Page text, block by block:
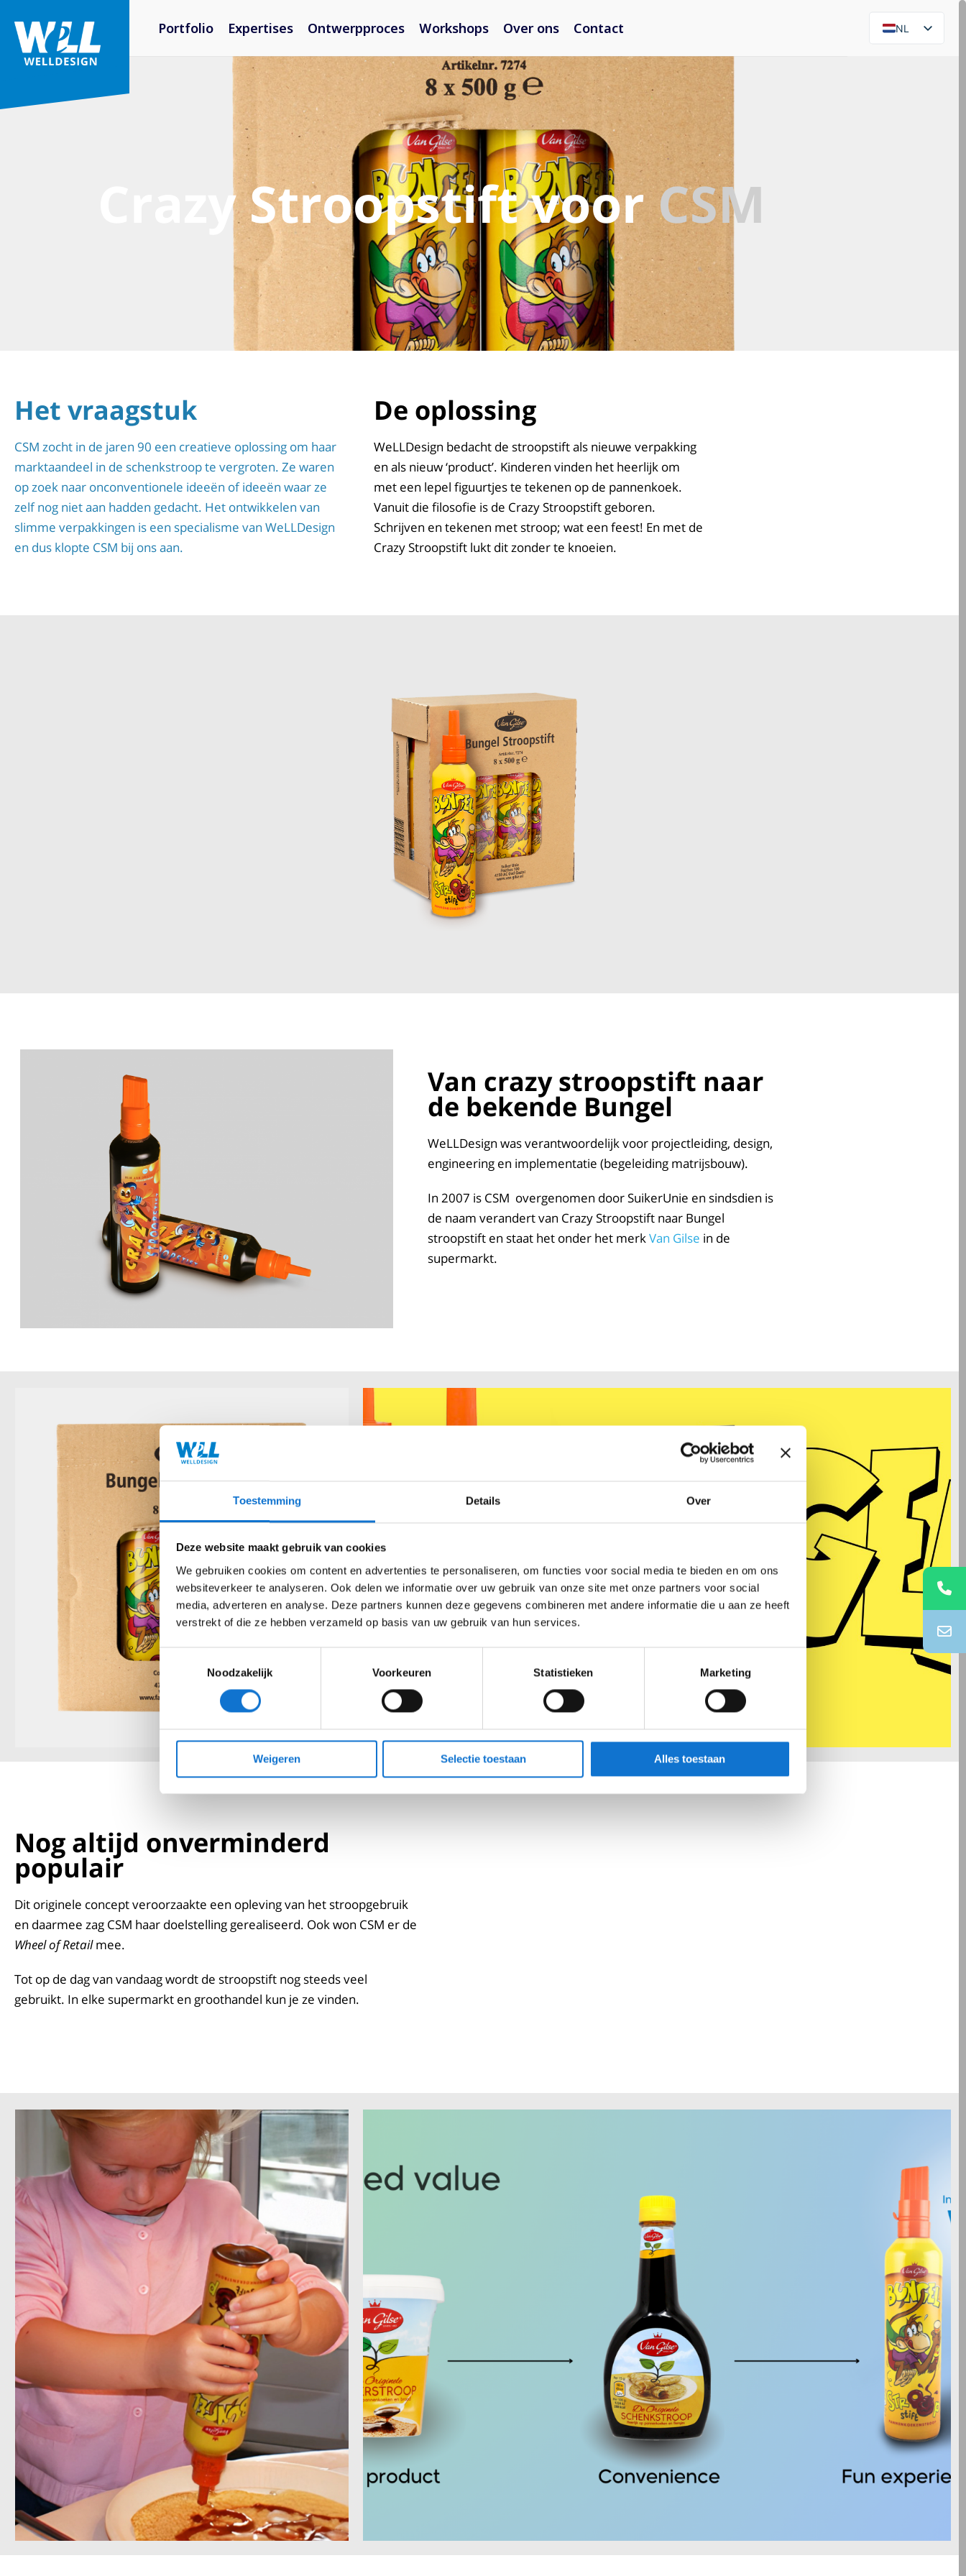
Toestemming Details Over
Deze website maakt gebruik van cookies
We gebruiken cookies om content en advertenties te personaliseren, om functies voor social media te bieden en om ons
websiteverkeer te analyseren. Ook delen we informatie over uw gebruik van onze site met onze partners voor social
media, adverteren en analyse. Deze partners kunnen deze gegevens combineren met andere informatie die u aan ze heeft
verstrekt of die ze hebben verzameld op basis van uw gebruik van hun services.
Toestemmingsselectie
Noodzakelijk
Voorkeuren Statistieken Marketing
Weigeren Selectie toestaan Alles toestaan
Portfolio Expertises Ontwerpproces Workshops Over ons Contact
NL
Crazy Stroopstift voor CSM
Het vraagstuk
CSM zocht in de jaren 90 een creatieve oplossing om haar
marktaandeel in de schenkstroop te vergroten. Ze waren
op zoek naar onconventionele ideeën of ideeën waar ze
zelf nog niet aan hadden gedacht. Het ontwikkelen van
slimme verpakkingen is een specialisme van WeLLDesign
en dus klopte CSM bij ons aan.
De oplossing
WeLLDesign bedacht de stroopstift als nieuwe verpakking
en als nieuw ‘product’. Kinderen vinden het heerlijk om
met een lepel figuurtjes te tekenen op de pannenkoek.
Vanuit die filosofie is de Crazy Stroopstift geboren.
Schrijven en tekenen met stroop; wat een feest! En met de
Crazy Stroopstift lukt dit zonder te knoeien.
Van crazy stroopstift naar
de bekende Bungel
WeLLDesign was verantwoordelijk voor projectleiding, design,
engineering en implementatie (begeleiding matrijsbouw).
In 2007 is CSM overgenomen door SuikerUnie en sindsdien is
de naam verandert van Crazy Stroopstift naar Bungel
stroopstift en staat het onder het merkVan Gilse in de
supermarkt.
Nog altijd onverminderd
populair
Dit originele concept veroorzaakte een opleving van het stroopgebruik
en daarmee zag CSM haar doelstelling gerealiseerd. Ook won CSM er de
Wheel of Retailmee.
Tot op de dag van vandaag wordt de stroopstift nog steeds veel
gebruikt. In elke supermarkt en groothandel kun je ze vinden.